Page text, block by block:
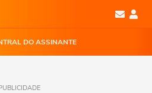
DO ASSINANTE